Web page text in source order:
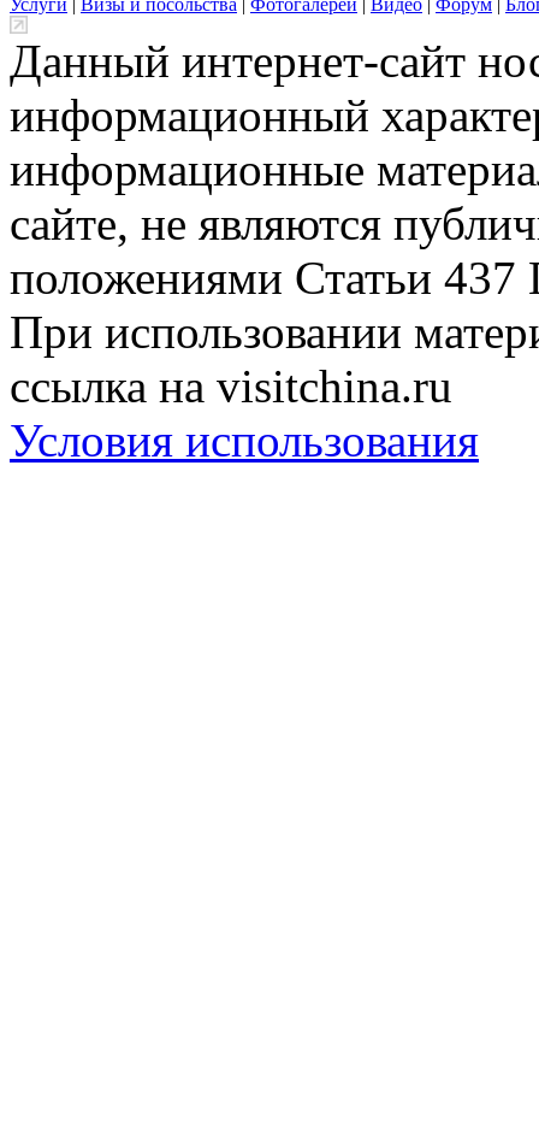
Данный интернет-сайт
информационный
информационные
сайте, не являются
положениями Статьи 437
При использовании
ссылка на visitchina.ru
Условия использования